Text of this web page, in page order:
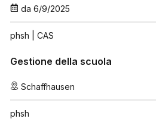
da 6/9/2025
phsh | CAS
Gestione della scuola
Schaffhausen
phsh